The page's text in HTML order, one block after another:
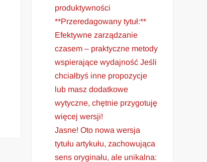
produktywności
**Przeredagowany tytuł:**
Efektywne zarządzanie
czasem – praktyczne metody
wspierające wydajność Jeśli
chciałbyś inne propozycje
lub masz dodatkowe
wytyczne, chętnie przygotuję
więcej wersji!
Jasne! Oto nowa wersja
tytułu artykułu, zachowująca
sens oryginału, ale unikalna: